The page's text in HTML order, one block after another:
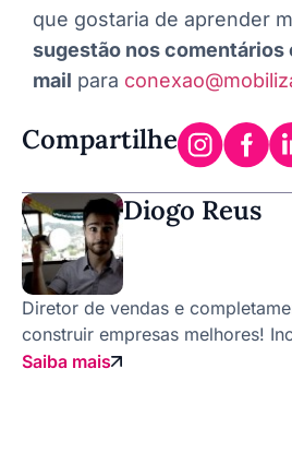
que gostaria de aprender
sugestão nos comentários
mail para
Compartilhe
Diogo Reus
Diretor de vendas e
construir empresas melhores!
Saiba mais